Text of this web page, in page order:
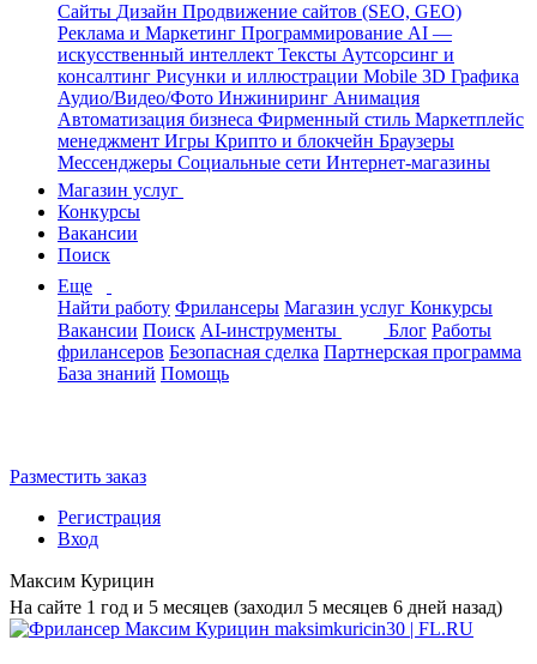
Сайты Дизайн Продвижение сайтов (SEO, GEO)
Реклама и Маркетинг Программирование AI —
искусственный интеллект Тексты Аутсорсинг и
консалтинг Рисунки и иллюстрации Mobile 3D Графика
Аудио/Видео/Фото Инжиниринг Анимация
Автоматизация бизнеса Фирменный стиль Маркетплейс
менеджмент Игры Крипто и блокчейн Браузеры
Мессенджеры Социальные сети Интернет-магазины
Магазин услуг
Конкурсы
Вакансии
Поиск
Еще
Найти работу Фрилансеры Магазин услуг Конкурсы
Вакансии Поиск AI-инструменты Блог Работы
фрилансеров Безопасная сделка Партнерская программа
База знаний Помощь
Разместить заказ
Регистрация
Вход
Максим Курицин
На сайте 1 год и 5 месяцев (заходил 5 месяцев 6 дней назад)